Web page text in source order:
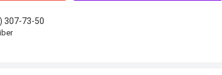
307-73-50